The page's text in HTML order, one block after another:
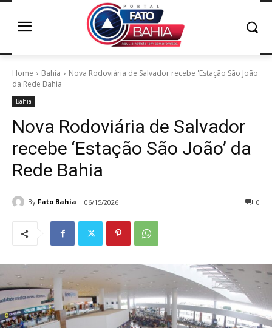
Home Bahia
Nova Rodoviária de Salvador recebe 'Estação São João'
da Rede Bahia
Bahia
Nova Rodoviária de Salvador
recebe ‘Estação São João’ da
Rede Bahia
By Fato Bahia 06/15/2026 0